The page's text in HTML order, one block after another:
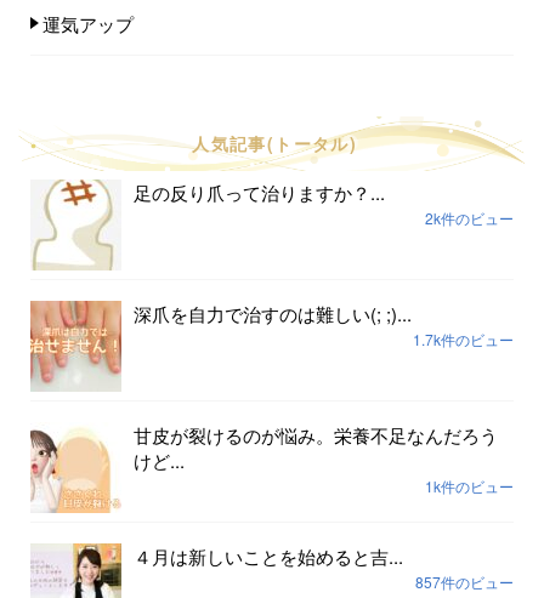
運気アップ
人気記事(トータル)
足の反り爪って治りますか？...
2k件のビュー
深爪を自力で治すのは難しい(; ;)...
1.7k件のビュー
甘皮が裂けるのが悩み。栄養不足なんだろう
けど...
1k件のビュー
４月は新しいことを始めると吉...
857件のビュー